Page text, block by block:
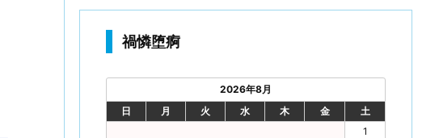
禍憐堕痾
2026年8月
日
月 火 水 木 金
土
1